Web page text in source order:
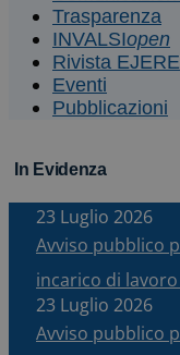
Trasparenza
INVALSIopen
Rivista EJERE
Eventi
Pubblicazioni
In Evidenza
23 Luglio 2026
Avviso pubblico
incarico di
23 Luglio 2026
Avviso pubblico